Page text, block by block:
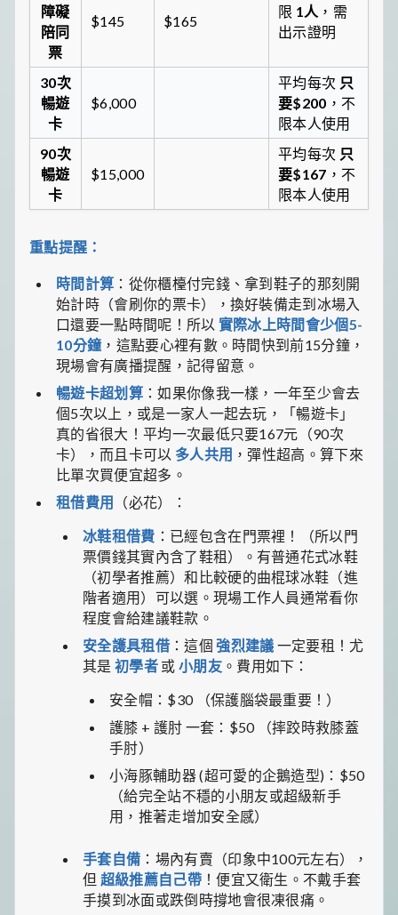
障礙
陪同
票
$145 $165
限 1人 ，需
出示證明
30次
暢遊
卡
$6,000
平均每次 只
要$200 ，不
限本人使用
90次
暢遊
卡
$15,000
平均每次 只
要$167 ，不
限本人使用
重點提醒：
時間計算 ：從你櫃檯付完錢、拿到鞋子的那刻開
始計時（會刷你的票卡），換好裝備走到冰場入
口還要一點時間呢！所以 實際冰上時間會少個5-
10分鐘，這點要心裡有數。時間快到前15分鐘，
現場會有廣播提醒，記得留意。
暢遊卡超划算：如果你像我一樣，一年至少會去
個5次以上，或是一家人一起去玩，「暢遊卡」
真的省很大！平均一次最低只要167元（90次
卡），而且卡可以 多人共用 ，彈性超高。算下來
比單次買便宜超多。
租借費用 （必花）：
冰鞋租借費 ：已經包含在門票裡！（所以門
票價錢其實內含了鞋租）。有普通花式冰鞋
（初學者推薦）和比較硬的曲棍球冰鞋（進
階者適用）可以選。現場工作人員通常看你
程度會給建議鞋款。
安全護具租借：這個強烈建議 一定要租！尤
其是 初學者或 小朋友。費用如下：
安全帽：$30 （保護腦袋最重要！）
護膝 + 護肘 一套：$50 （摔跤時救膝蓋
手肘）
小海豚輔助器 (超可愛的企鵝造型)：$50
（給完全站不穩的小朋友或超級新手
用，推著走增加安全感）
手套自備 ：場內有賣（印象中100元左右），
但 超級推薦自己帶！便宜又衛生。不戴手套
手摸到冰面或跌倒時撐地會很凍很痛。